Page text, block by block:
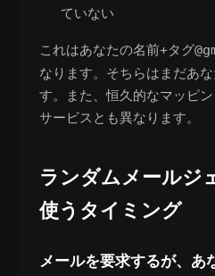
ていない
これはあなたの名前+タグ
なります。そちらはまだあ
す。また、恒久的なマッピ
サービスとも異なります。
ランダムメールジ
使うタイミング
メールを要求するが、あ